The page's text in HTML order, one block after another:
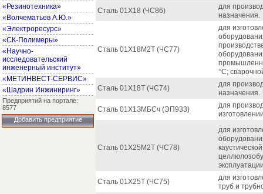
«Резинотехника»
«Волчематьев А.Ю.»
«Электроресурс»
«СК-Полимеры»
«Научно-
исследовательский
инженерный институт»
«МЕТИНВЕСТ-СЕРВИС»
«Шадрин Инжиниринг»
Предприятий на портале:
8577
Добавить предприятие
Сталь 01Х18 (ЧС86)
для
назначения.
Сталь 01Х18М2Т (ЧС77)
для
°С;
Сталь 01Х18Т (ЧС74)
для
назначения.
Сталь 01Х1ЗМБСч (ЭП933)
для
Сталь 01Х25М2Т (ЧС78)
для
Сталь 01Х25Т (ЧС75)
для
труб и